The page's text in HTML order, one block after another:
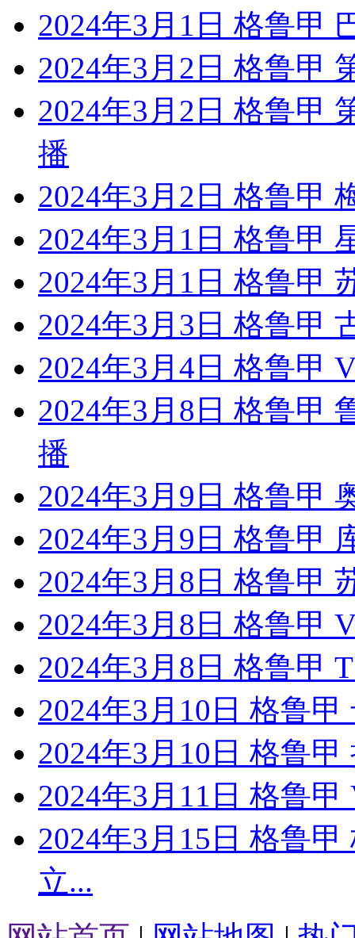
2024年3月1日 格鲁甲
2024年3月2日 格鲁甲
2024年3月2日 格鲁甲
播
2024年3月2日 格鲁甲
2024年3月1日 格鲁甲
2024年3月1日 格鲁甲
2024年3月3日 格鲁甲
2024年3月4日 格鲁甲
2024年3月8日 格鲁甲
播
2024年3月9日 格鲁甲
2024年3月9日 格鲁甲
2024年3月8日 格鲁甲
2024年3月8日 格鲁甲
2024年3月8日 格鲁甲
2024年3月10日 格鲁
2024年3月10日 格鲁
2024年3月11日 格鲁
2024年3月15日 格鲁
立...